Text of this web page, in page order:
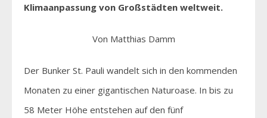
Klimaanpassung von Großstädten weltweit.
Von Matthias Damm
Der Bunker St. Pauli wandelt sich in den kommenden
Monaten zu einer gigantischen Naturoase. In bis zu
58 Meter Höhe entstehen auf den fünf